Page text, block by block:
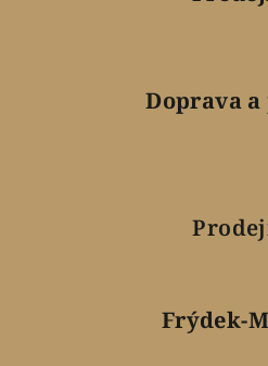
Doprava
Frýdek-